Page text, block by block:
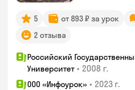
5 от 893 ₽ за урок
2 отзыва
Российский
Университет • 2008 г.
ООО «Инфоурок» • 2023 г.